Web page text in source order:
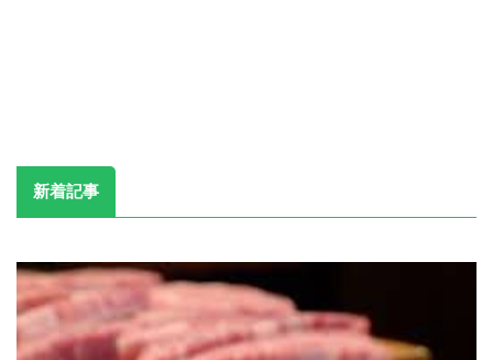
新着記事